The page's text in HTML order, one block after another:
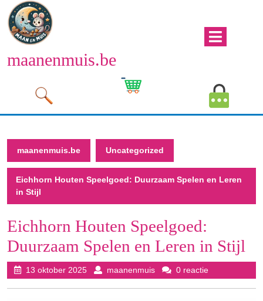
Naar
de
inhoud
maanenmuis.be
Winkelwagen
maanenmuis.be Uncategorized
Eichhorn Houten Speelgoed: Duurzaam Spelen en Leren
in Stijl
Eichhorn Houten Speelgoed:
Duurzaam Spelen en Leren in Stijl
13 oktober 202513
oktober
maanenmuismaanenmuis
0 reactie